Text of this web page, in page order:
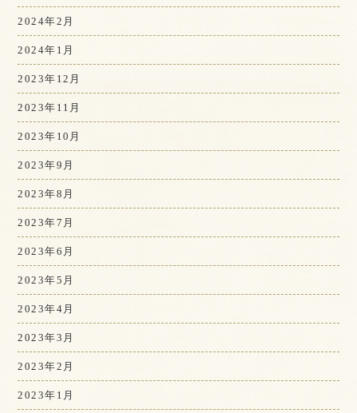
2024年2月
2024年1月
2023年12月
2023年11月
2023年10月
2023年9月
2023年8月
2023年7月
2023年6月
2023年5月
2023年4月
2023年3月
2023年2月
2023年1月